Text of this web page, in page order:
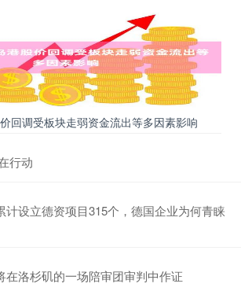
回调受板块走弱资金流出等多因素影响
行动
计设立德资项目315个，德国企业为何青睐
在洛杉矶的一场陪审团审判中作证